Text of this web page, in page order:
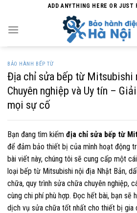
content
ADD ANYTHING HERE OR JUST
BẢO HÀNH BẾP TỪ
Địa chỉ sửa bếp từ Mitsubishi
Chuyên nghiệp và Uy tín –
mọi sự cố
Bạn đang tìm kiếm địa chỉ sửa bếp từ
để đảm bảo thiết bị của mình hoạt động
bài viết này, chúng tôi sẽ cung cấp một
loại bếp từ Mitsubishi nội địa Nhật Bản,
chữa, quy trình sửa chữa chuyên nghiệp,
cùng chi phí phù hợp. Đọc hết bài, bạn sẽ
dịch vụ sửa chữa tốt nhất cho thiết bị gia